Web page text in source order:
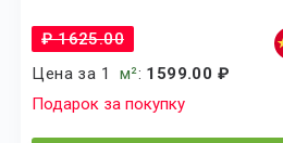
₽ 1625.00
Цена за 1 м²: 1599.00 ₽
Подарок за покупку